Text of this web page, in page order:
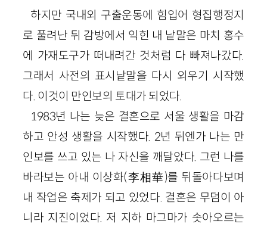
하지만 국내외 구출운동에 힘입어 형집행정지
로 풀려난 뒤 감방에서 익힌 내 낱말은 마치 홍수
에 가재도구가 떠내려간 것처럼 다 빠져나갔다.
그래서 사전의 표시낱말을 다시 외우기 시작했
다. 이것이 만인보의 토대가 되었다.
1983년 나는 늦은 결혼으로 서울 생활을 마감
하고 안성 생활을 시작했다. 2년 뒤엔가 나는 만
인보를 쓰고 있는 나 자신을 깨달았다. 그런 나를
바라보는 아내 이상화(李相華)를 뒤돌아다보며
내 작업은 축제가 되고 있었다. 결혼은 무덤이 아
니라 지진이었다. 저 지하 마그마가 솟아오르는